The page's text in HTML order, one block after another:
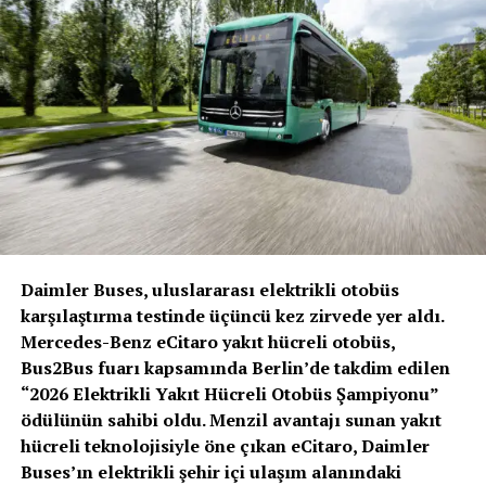
potansiyel partnerlerin de dahil edilmesi öngörülüyor.
Daimler Truck AG İcra Kurulu
Başkanı ve Daimler AG İcra
Kurulu Üyesi Martin Daum;
“Shell ve Daimler Truck, hidrojen bazlı yakıt hücreli
kamyonların geleceğin CO2 nötr taşımacılığının önemli
temsilcisi olarak benzersiz iş birliğimizle, neyin önce
gelmesi gerektiğine ilişkin yanıtı ortaya koyuyoruz:
Altyapı veya araçlar. İkisinin de el ele birlikte gelişmesi
gerekiyor. Bu açıdan birlikte attığımız bu önemli
adımdan ikimiz de çok mutluyuz.” dedi.
Daimler Buses, uluslararası elektrikli otobüs
karşılaştırma testinde üçüncü kez zirvede yer aldı.
Mercedes-Benz eCitaro yakıt hücreli otobüs,
Bus2Bus fuarı kapsamında Berlin’de takdim edilen
“2026 Elektrikli Yakıt Hücreli Otobüs Şampiyonu”
ödülünün sahibi oldu. Menzil avantajı sunan yakıt
hücreli teknolojisiyle öne çıkan eCitaro, Daimler
Buses’ın elektrikli şehir içi ulaşım alanındaki